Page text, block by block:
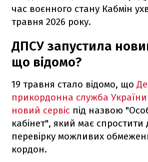
час воєнного стану Кабмін
травня 2026 року.
ДПСУ запустила
що відомо?
19 травня стало відомо, що
прикордонна служба
новий сервіс під назвою
кабінет", який має спростити
перевірку можливих
кордон.